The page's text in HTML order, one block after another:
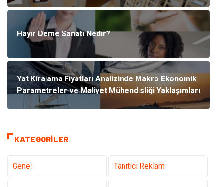
Hayır Deme Sanatı Nedir?
Yat Kiralama Fiyatları Analizinde Makro Ekonomik
Parametreler ve Maliyet Mühendisliği Yaklaşımları
KATEGORILER
Genel Tanıtıcı Reklam